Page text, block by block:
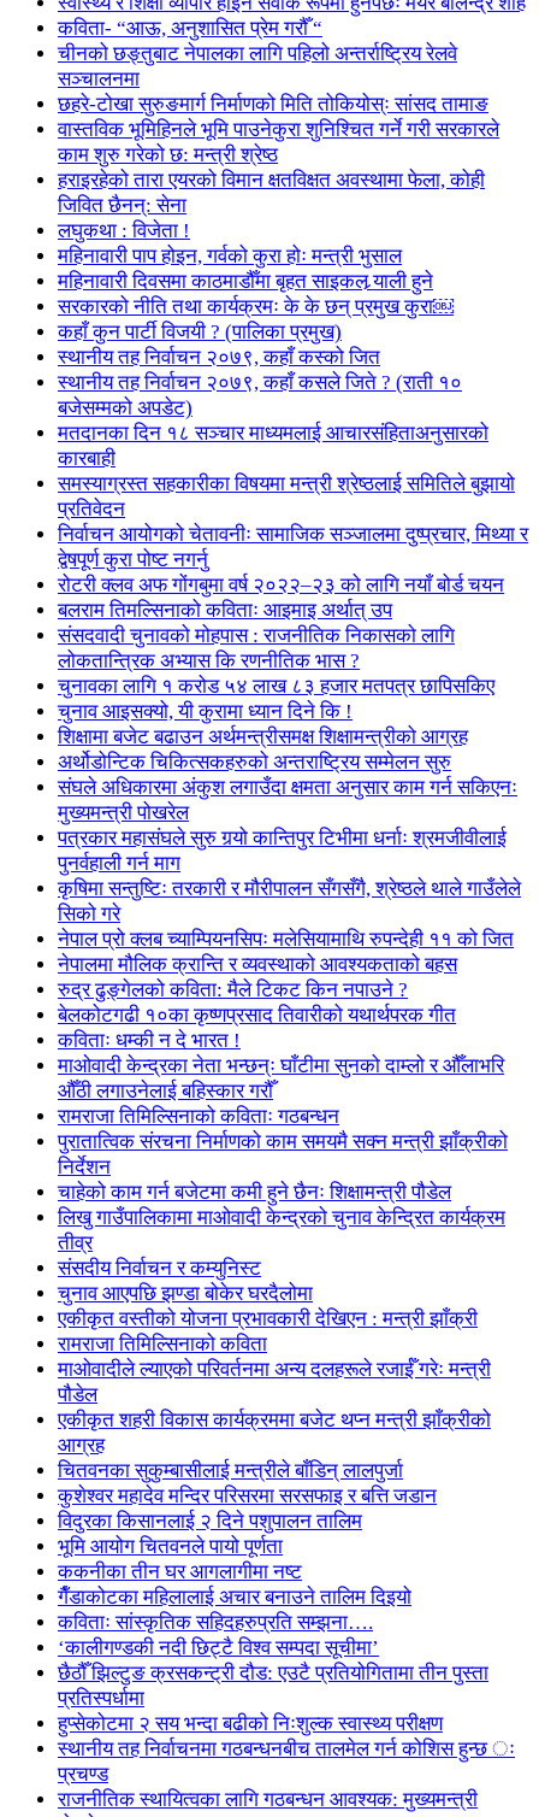
कविता- “आऊ, अनुशासित प्रेम गरौँ “
चीनको छङ्तुबाट नेपालका लागि पहिलो अन्तर्राष्ट्रिय रेलवे
सञ्चालनमा
छहरे-टोखा सुरुङमार्ग निर्माणको मिति तोकियोस्ः सांसद तामाङ
वास्तविक भूमिहिनले भूमि पाउनेकुरा शुनिश्चित गर्ने गरी सरकारले
काम शुरु गरेको छ: मन्त्री श्रेष्ठ
हराइरहेको तारा एयरको विमान क्षतविक्षत अवस्थामा फेला, कोही
जिवित छैनन्: सेना
लघुकथा : विजेता !
महिनावारी पाप होइन, गर्वको कुरा होः मन्त्री भुसाल
महिनावारी दिवसमा काठमाडौँमा बृहत साइकल र्‍याली हुने
सरकारको नीति तथा कार्यक्रमः के के छन् प्रमुख कुरा￼
कहाँ कुन पार्टी विजयी ? (पालिका प्रमुख)
स्थानीय तह निर्वाचन २०७९, कहाँ कस्को जित
स्थानीय तह निर्वाचन २०७९, कहाँ कसले जिते ? (राती १०
बजेसम्मको अपडेट)
मतदानका दिन १८ सञ्चार माध्यमलाई आचारसंहिताअनुसारको
कारबाही
समस्याग्रस्त सहकारीका विषयमा मन्त्री श्रेष्ठलाई समितिले बुझायो
प्रतिवेदन
निर्वाचन आयोगको चेतावनीः सामाजिक सञ्जालमा दुष्प्रचार, मिथ्या र
द्वेषपूर्ण कुरा पोष्ट नगर्नु
रोटरी क्लव अफ गोंगबुमा वर्ष २०२२–२३ को लागि नयाँ बोर्ड चयन
बलराम तिमल्सिनाको कविताः आइमाइ अर्थात् उप
संसदवादी चुनावको मोहपास : राजनीतिक निकासको लागि
लोकतान्त्रिक अभ्यास कि रणनीतिक भास ?
चुनावका लागि १ करोड ५४ लाख ८३ हजार मतपत्र छापिसकिए
चुनाव आइसक्यो, यी कुरामा ध्यान दिने कि !
शिक्षामा बजेट बढाउन अर्थमन्त्रीसमक्ष शिक्षामन्त्रीको आग्रह
अर्थोडोन्टिक चिकित्सकहरुको अन्तराष्ट्रिय सम्मेलन सुरु
संघले अधिकारमा अंकुश लगाउँदा क्षमता अनुसार काम गर्न सकिएनः
मुख्यमन्त्री पोखरेल
पत्रकार महासंघले सुरु गर्‍यो कान्तिपुर टिभीमा धर्नाः श्रमजीवीलाई
पुनर्वहाली गर्न माग
कृषिमा सन्तुष्टिः तरकारी र मौरीपालन सँगसँगै, श्रेष्ठले थाले गाउँलेले
सिको गरे
नेपाल प्रो क्लब च्याम्पियनसिपः मलेसियामाथि रुपन्देही ११ को जित
नेपालमा मौलिक क्रान्ति र व्यवस्थाको आवश्यकताको बहस
रुद्र ढुङ्गेलको कविता: मैले टिकट किन नपाउने ?
बेलकोटगढी १०का कृष्णप्रसाद तिवारीको यथार्थपरक गीत
कविताः धम्की न दे भारत !
माओवादी केन्द्रका नेता भन्छन्ः घाँटीमा सुनको दाम्लो र औँलाभरि
औँठी लगाउनेलाई बहिस्कार गरौँ
रामराजा तिमिल्सिनाको कविताः गठबन्धन
पुरातात्विक संरचना निर्माणको काम समयमै सक्न मन्त्री झाँक्रीको
निर्देशन
चाहेको काम गर्न बजेटमा कमी हुने छैनः शिक्षामन्त्री पौडेल
लिखु गाउँपालिकामा माओवादी केन्द्रको चुनाव केन्द्रित कार्यक्रम
तीव्र
संसदीय निर्वाचन र कम्युनिस्ट
चुनाव आएपछि झण्डा बोकेर घरदैलोमा
एकीकृत वस्तीको योजना प्रभावकारी देखिएन : मन्त्री झाँक्री
रामराजा तिमिल्सिनाको कविता
माओवादीले ल्याएको परिवर्तनमा अन्य दलहरूले रजाईँ गरेः मन्त्री
पौडेल
एकीकृत शहरी विकास कार्यक्रममा बजेट थप्न मन्त्री झाँक्रीको
आग्रह
चितवनका सुकुम्बासीलाई मन्त्रीले बाँडिन् लालपुर्जा
कुशेश्वर महादेव मन्दिर परिसरमा सरसफाइ र बत्ति जडान
विदुरका किसानलाई २ दिने पशुपालन तालिम
भूमि आयोग चितवनले पायो पूर्णता
ककनीका तीन घर आगलागीमा नष्ट
गैँडाकोटका महिलालाई अचार बनाउने तालिम दिइयो
कविताः सांस्कृतिक सहिदहरुप्रति सम्झना….
‘कालीगण्डकी नदी छिट्टै विश्व सम्पदा सूचीमा’
छैठौँ झिल्टुङ क्रसकन्ट्री दौड: एउटै प्रतियोगितामा तीन पुस्ता
प्रतिस्पर्धामा
हुप्सेकोटमा २ सय भन्दा बढीको निःशुल्क स्वास्थ्य परीक्षण
स्थानीय तह निर्वाचनमा गठबन्धनबीच तालमेल गर्न कोशिस हुन्छ ः
प्रचण्ड
राजनीतिक स्थायित्वका लागि गठबन्धन आवश्यक: मुख्यमन्त्री